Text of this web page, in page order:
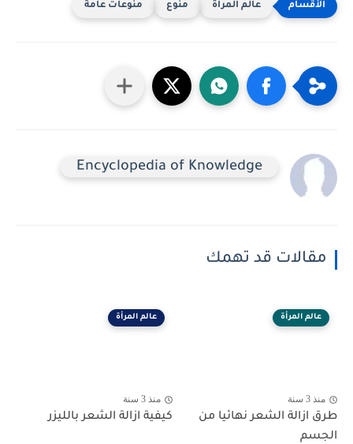
عالم المرأة منوع منوعات عامة
Encyclopedia of Knowledge
مقالات قد تهمك
عالم المرأة
منذ 3 سنة
طرق ازالة الشعر نهائيا من
الجسم
عالم المرأة
منذ 3 سنة
كيفية ازالة الشعر بالليزر